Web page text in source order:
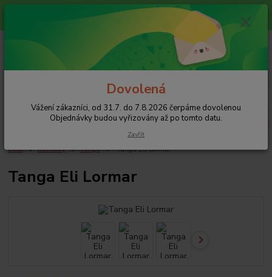
Vážení zákazníci, od 31.7. do 7.8.2026 čerpáme dovolenou
Objednávky budou vyřizovány až po tomto datu.
+420 608 754 282
pište email, pokud nezvedám tel.
Úvod Kalhotky Tanga Tanga Eli Lormar
Tanga Eli Lormar
Dovolená
Vážení zákazníci, od 31.7. do 7.8.2026 čerpáme dovolenou
Objednávky budou vyřizovány až po tomto datu.
Zavřít